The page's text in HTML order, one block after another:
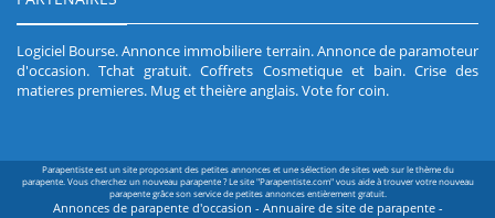
Logiciel Bourse.Annonce immobiliere terrain.Annonce de paramoteur
d'occasion.Tchat gratuit.Coffrets Cosmetique et bain. Crise des
matieres premieres. Mug et theière anglais.Vote for coin.
Parapentiste est un site proposant des petites annonces et une sélection de sites web sur le thème du
parapente. Vous cherchez un nouveau parapente ? Le site "Parapentiste.com" vous aide à trouver votre nouveau
parapente grâce son service de petites annonces entièrement gratuit.
Annonces de parapente d'occasion - Annuaire de site de parapente -